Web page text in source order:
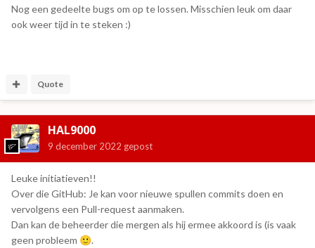
Nog een gedeelte bugs om op te lossen. Misschien leuk om daar
ook weer tijd in te steken :)
Quote
HAL9000
9 december 2022 gepost
Leuke initiatieven!!
Over die GitHub: Je kan voor nieuwe spullen commits doen en
vervolgens een Pull-request aanmaken.
Dan kan de beheerder die mergen als hij ermee akkoord is (is vaak
geen probleem 🙂.